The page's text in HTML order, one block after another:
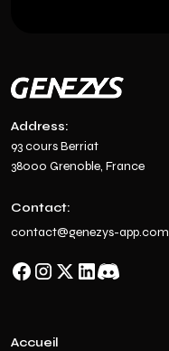
Address:
93 cours Berriat
38000 Grenoble, France
Contact:
contact@genezys-app.com
Accueil